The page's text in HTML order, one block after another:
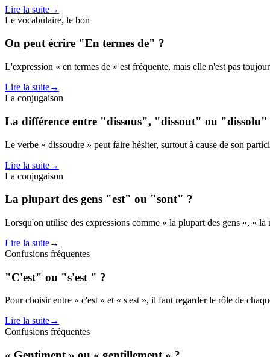
Lire la suite→
Le vocabulaire, le bon
On peut écrire "En termes de" ?
L'expression « en termes de » est fréquente, mais elle n'est pas
Lire la suite→
La conjugaison
La différence entre "dissous", "dissout" ou "dissolu"
Le verbe « dissoudre » peut faire hésiter, surtout à cause de son
Lire la suite→
La conjugaison
La plupart des gens "est" ou "sont" ?
Lorsqu'on utilise des expressions comme « la plupart des gens », «
Lire la suite→
Confusions fréquentes
"C'est" ou "s'est " ?
Pour choisir entre « c'est » et « s'est », il faut regarder le rôle de
Lire la suite→
Confusions fréquentes